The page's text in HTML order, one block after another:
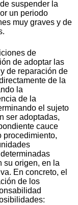
suspender la
un periodo
muy graves y de
de
de adoptar las
de reparación de
de la
la
de la
el sujeto
ser adoptadas,
cauce
procedimiento,
su origen, en la
En concreto, el
de los